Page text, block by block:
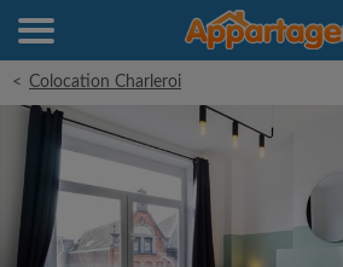
< Colocation Charleroi